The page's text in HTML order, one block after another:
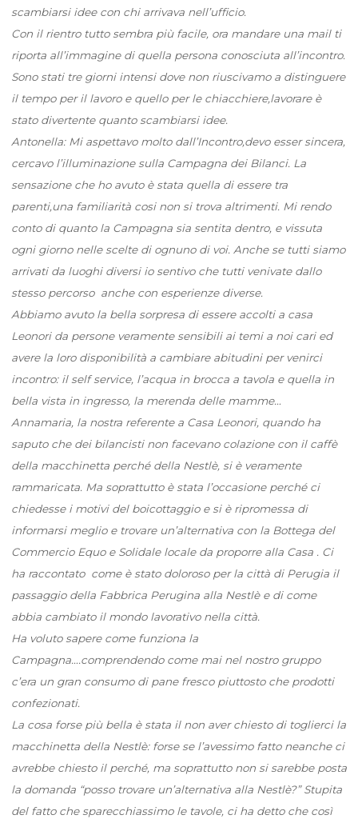
scambiarsi idee con chi arrivava nell’ufficio.
Con il rientro tutto sembra più facile, ora mandare una mail ti
riporta all’immagine di quella persona conosciuta all’incontro.
Sono stati tre giorni intensi dove non riuscivamo a distinguere
il tempo per il lavoro e quello per le chiacchiere,lavorare è
stato divertente quanto scambiarsi idee.
Antonella: Mi aspettavo molto dall’Incontro,devo esser sincera,
cercavo l’illuminazione sulla Campagna dei Bilanci. La
sensazione che ho avuto è stata quella di essere tra
parenti,una familiarità cosi non si trova altrimenti. Mi rendo
conto di quanto la Campagna sia sentita dentro, e vissuta
ogni giorno nelle scelte di ognuno di voi. Anche se tutti siamo
arrivati da luoghi diversi io sentivo che tutti venivate dallo
stesso percorso anche con esperienze diverse.
Abbiamo avuto la bella sorpresa di essere accolti a casa
Leonori da persone veramente sensibili ai temi a noi cari ed
avere la loro disponibilità a cambiare abitudini per venirci
incontro: il self service, l’acqua in brocca a tavola e quella in
bella vista in ingresso, la merenda delle mamme…
Annamaria, la nostra referente a Casa Leonori, quando ha
saputo che dei bilancisti non facevano colazione con il caffè
della macchinetta perché della Nestlè, si è veramente
rammaricata. Ma soprattutto è stata l’occasione perché ci
chiedesse i motivi del boicottaggio e si è ripromessa di
informarsi meglio e trovare un’alternativa con la Bottega del
Commercio Equo e Solidale locale da proporre alla Casa . Ci
ha raccontato come è stato doloroso per la città di Perugia il
passaggio della Fabbrica Perugina alla Nestlè e di come
abbia cambiato il mondo lavorativo nella città.
Ha voluto sapere come funziona la
Campagna….comprendendo come mai nel nostro gruppo
c’era un gran consumo di pane fresco piuttosto che prodotti
confezionati.
La cosa forse più bella è stata il non aver chiesto di toglierci la
macchinetta della Nestlè: forse se l’avessimo fatto neanche ci
avrebbe chiesto il perché, ma soprattutto non si sarebbe posta
la domanda “posso trovare un’alternativa alla Nestlè?” Stupita
del fatto che sparecchiassimo le tavole, ci ha detto che così